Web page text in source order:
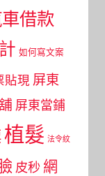
借款
如何寫文案
貼現 屏東
屏東當鋪
植髮 法令紋
皮秒 網